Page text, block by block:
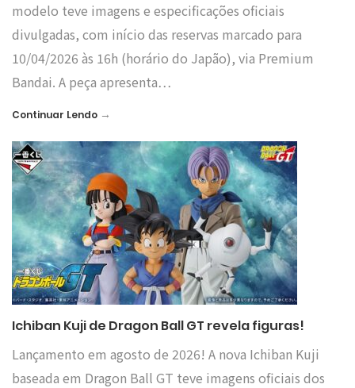
modelo teve imagens e especificações oficiais
divulgadas, com início das reservas marcado para
10/04/2026 às 16h (horário do Japão), via Premium
Bandai. A peça apresenta…
Continuar Lendo →
Ichiban Kuji de Dragon Ball GT revela figuras!
Lançamento em agosto de 2026! A nova Ichiban Kuji
baseada em Dragon Ball GT teve imagens oficiais dos